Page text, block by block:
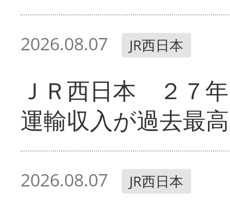
2026.08.07 JR西日本
ＪＲ西日本 ２７
運輸収入が過去最高
2026.08.07 JR西日本